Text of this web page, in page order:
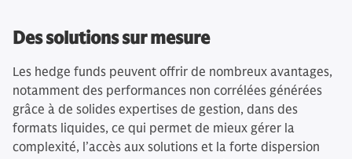
Des solutions sur mesure
Les hedge funds peuvent offrir de nombreux avantages,
notamment des performances non corrélées générées
grâce à de solides expertises de gestion, dans des
formats liquides, ce qui permet de mieux gérer la
complexité, l’accès aux solutions et la forte dispersion